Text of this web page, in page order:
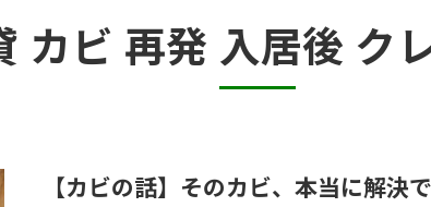
押入れ・収納・クローゼット
カビ 再発 入居後 ク
【カビの話】そのカビ、本当に解決